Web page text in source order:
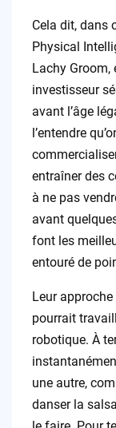
Cela dit, dans
Physical
Lachy Groom,
investisseur
avant l’âge
l’entendre
entraîner des
à ne pas
avant
font les
entouré de
Leur approche
pourrait
robotique. À
une autre,
danser la